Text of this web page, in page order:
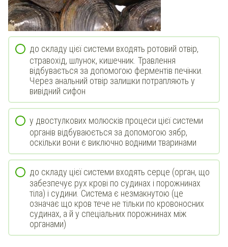
до складу цієї системи входять ротовий отвір,
стравохід, шлунок, кишечник. Травлення
відбувається за допомогою ферментів печінки.
Через анальний отвір залишки потрапляють у
вивідний сифон
у двостулкових молюсків процеси цієї системи
органів відбуваюється за допомогою зябр,
оскільки вони є виключно водними тваринами
до складу цієї системи входять серце (орган, що
забезпечує рух крові по судинах і порожнинах
тіла) і судини. Система є незмакнутою (це
означає що кров тече не тільки по кровоносних
судинах, а й у спеціальних порожнинах між
органами)